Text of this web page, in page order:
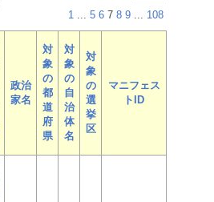
1 ... 5 6 7 8 9 ... 108
政治
家名
対
象
の
都
道
府
県
対
象
の
自
治
体
名
対
象
の
選
挙
区
マニフェス
トID